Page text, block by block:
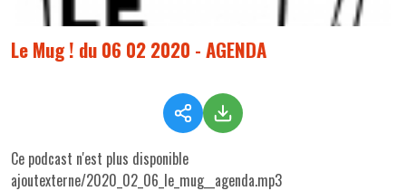
Le Mug ! du 06 02 2020 - AGENDA
Ce podcast n'est plus disponible
ajoutexterne/2020_02_06_le_mug__agenda.mp3